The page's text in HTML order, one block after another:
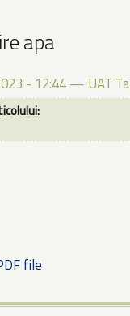
apa
- 12:44 — UAT
file